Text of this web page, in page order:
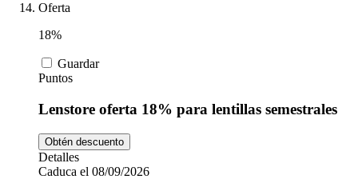
Oferta
18%
Guardar
Puntos
Lenstore oferta 18% para lentillas semestrales
Obtén descuento
Detalles
Caduca el 08/09/2026